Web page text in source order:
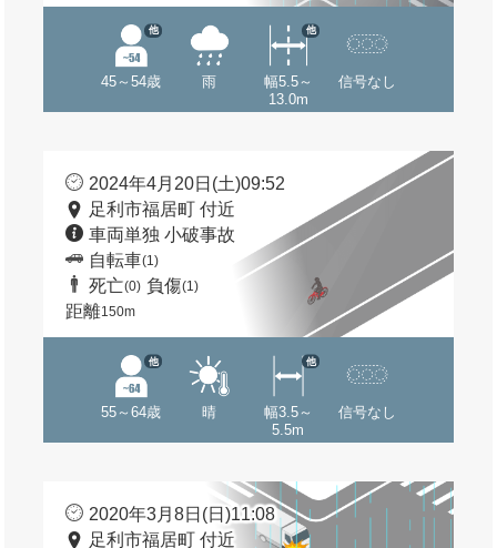
45～54歳
他
雨
幅5.5～
13.0m
他
信号なし
2024年4月20日(土)09:52
足利市福居町 付近
車両単独 小破事故
自転車(1)
死亡(0) 負傷(1)
距離150m
55～64歳
他
晴
幅3.5～
5.5m
他
信号なし
2020年3月8日(日)11:08
足利市福居町 付近